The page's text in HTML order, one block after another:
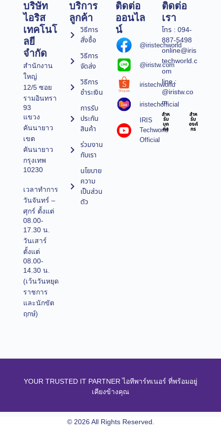
บริษัท
ไอริส
เทคโนโ
ลยี
จำกัด
สำนักงาน
ใหญ่
12/5 ซอย
รามอินทรา
93
แขวง
คันนายาว
เขต
คันนายาว
กรุงเทพ
10230
เวลาทำการ
วันจันทร์ –
ศุกร์ ตั้งแต่
08.00-
17.30 น.
วันเสาร์
ตั้งแต่
08.00-
14.30 น.
(เว้นวันหยุด
ราชการ
และนักขัต
ฤกษ์)
บริการ
ลูกค้า
วิธีการ
สั่งซื้อ
วิธีการ
จัดส่ง
วิธีการ
ชำระเงิน
การรับ
ประกัน
สินค้า
ร่วมงาน
กับเรา
นโยบาย
ความ
เป็นส่วน
ตัว
ติดต่อ
ออนไล
น์
@iristechworld
@iristw.com
iristechworld
iristechofficial
IRIS
Techworld
Official
ติดต่อ
เรา
โทร : 094-
887-5498
online@iris
techworld.c
om
line :
@iristw.co
m
สำห
รับ
บุค
คล
สำห
รับ
องค์
กร
YOUR TRUSTED IT PARTNER ไอทีพาร์ทเนอร์ ที่พร้อมอยู่
เคียงข้างคุณ
© 2026 All Rights Reserved.